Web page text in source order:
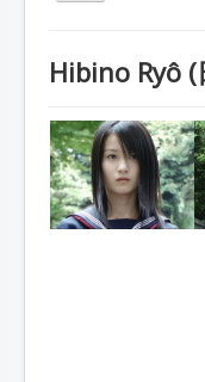
la
Toku-Actrices
Toku-Critiques
Séries
Films
Hibino Ryô